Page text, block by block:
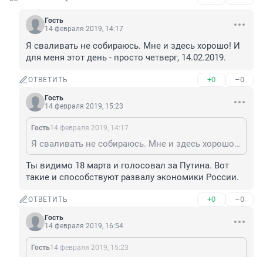
Гость
14 февраля 2019, 14:17
Я сваливать не собираюсь. Мне и здесь хорошо! И
для меня этот день - просто четверг, 14.02.2019.
ОТВЕТИТЬ +0 –0
Гость
14 февраля 2019, 15:23
Гость14 февраля 2019, 14:17
Я сваливать не собираюсь. Мне и здесь хорошо! И для меня этот день - просто четверг, 14.02.2019.
Ты видимо 18 марта и голосовал за Путина. Вот
такие и способствуют развалу экономики России.
ОТВЕТИТЬ +0 –0
Гость
14 февраля 2019, 16:54
Гость14 февраля 2019, 15:23